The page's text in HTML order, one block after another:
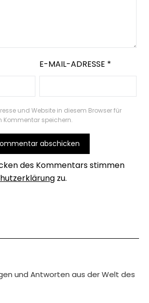
E-MAIL-ADRESSE *
und Website in diesem Browser für
Kommentar speichern.
des Kommentars stimmen
zu.
und Antworten aus der Welt des